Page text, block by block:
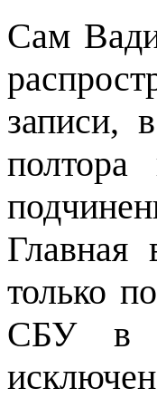
Сам
записи,
Главная
только
СБУ в